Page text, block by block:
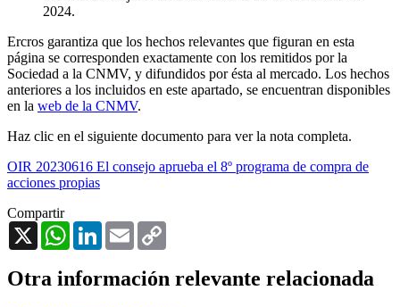
2024.
Ercros garantiza que los hechos relevantes que figuran en esta
página se corresponden exactamente con los remitidos por la
Sociedad a la CNMV, y difundidos por ésta al mercado. Los hechos
anteriores a los incluidos en este apartado, se encuentran disponibles
en la web de la CNMV.
Haz clic en el siguiente documento para ver la nota completa.
OIR 20230616 El consejo aprueba el 8º programa de compra de
acciones propias
Compartir
X
WhatsAppLinkedInEmail
Otra información relevante relacionada